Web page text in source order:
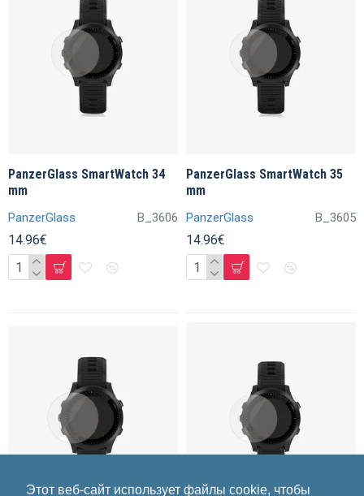
Этот веб-сайт использует файлы cookie, чтобы
PanzerGlass B_3606
PanzerGlass SmartWatch 34
mm
14.96€
PanzerGlass B_3605
PanzerGlass SmartWatch 35
mm
14.96€